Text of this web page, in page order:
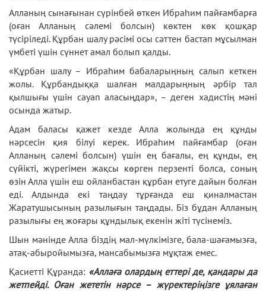
Алланың сынағынан сүрінбей өткен Ибраһим пайғамбарға
(оған Алланың сәлемі болсын) көктен көк қошқар
түсіріледі. Құрбан шалу рәсімі осы сәттен бастап мұсылман
үмбеті үшін сүннет амал болып қалды.
«Құрбан шалу – Ибраһим бабаларыңның салып кеткен
жолы. Құрбандыққа шалған малдарыңның әрбір тал
қылшығы үшін сауап аласыңдар», – деген хадистің мәні
осында жатыр.
Адам баласы қажет кезде Алла жолында ең құнды
нәрсесін қия білуі керек. Ибраһим пайғамбар (оған
Алланың сәлемі болсын) үшін ең бағалы, ең құнды, ең
сүйікті, жүрегімен жақсы көрген перзенті болса, соның
өзін Алла үшін еш ойланбастан құрбан етуге дайын болған
еді. Алдында екі таңдау тұрғанда еш қиналмастан
Жаратушысының разылығын таңдады. Біз бұдан Алланың
разылығы ең жоғары құндылық екенін жіті түсінеміз.
Шын мәнінде Алла біздің мал-мүлкімізге, бала-шағамызға,
атақ-абыройымызға, мансабымызға мұқтаж емес.
Қасиетті Құранда: «Аллаға олардың еттері де, қандары да
жетпейді. Оған жететін нәрсе – жүректеріңізге ұялаған